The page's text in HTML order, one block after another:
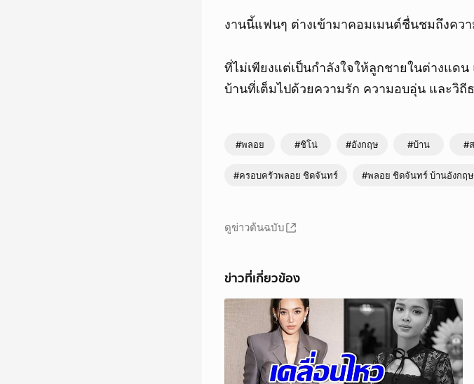
งานนี้แฟนๆ ต่างเข้ามาคอมเมนต์ชื่นชมถึงคว
ที่ไม่เพียงแต่เป็นกำลังใจให้ลูกชายในต่างแด
บ้านที่เต็มไปด้วยความรัก ความอบอุ่น และวิ
#พลอย #ชิโน่ #อังกฤษ #บ้าน #
#ครอบครัวพลอย ชิดจันทร์ #พลอย ชิดจันทร์ บ้านอังกฤษ
ดูข่าวต้นฉบับ
ข่าวที่เกี่ยวข้อง